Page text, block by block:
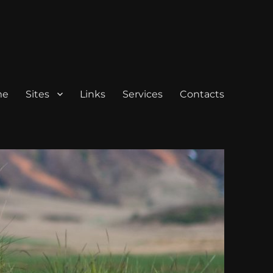
Sites Links Services Contacts